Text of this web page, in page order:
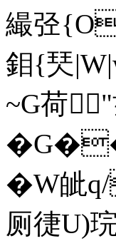
繓弪{O
鉬{珡
~G荷"
�
�W皉
厕徢